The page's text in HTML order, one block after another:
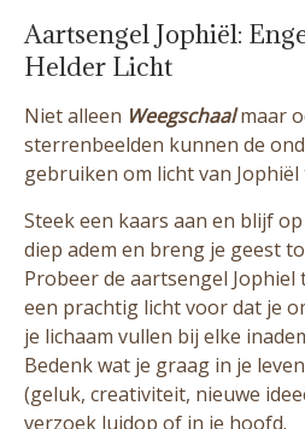
Aartsengel Jophiël:
Helder Licht
Niet alleen Weegschaalmaar
sterrenbeelden kunnen de
gebruiken om licht van
Steek een kaars aan en blijf
diep adem en breng je geest
Probeer de aartsengel Jophiel
een prachtig licht voor dat je
je lichaam vullen bij elke
Bedenk wat je graag in je
(geluk, creativiteit, nieuwe
verzoek luidop of in je hoofd.